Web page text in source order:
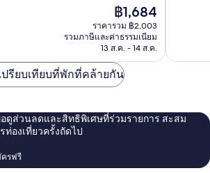
ราคา
ปัจจุบัน
คือ
฿1,684
฿1,684
ราคารวม ฿2,003
รวมภาษีและค่าธรรมเนียม
13 ส.ค. - 14 ส.ค.
ปรียบเทียบที่พักที่คล้ายกัน
อดูส่วนลดและสิทธิพิเศษที่ร่วมรายการ สะสม
ท่องเที่ยวครั้งถัดไป
รฟรี